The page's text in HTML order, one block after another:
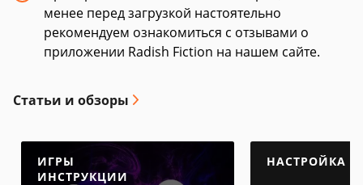
менее перед загрузкой настоятельно
рекомендуем ознакомиться с отзывами о
приложении Radish Fiction на нашем сайте.
Статьи и обзоры
ИГРЫ
ИНСТРУКЦИИ
НАСТРОЙКА